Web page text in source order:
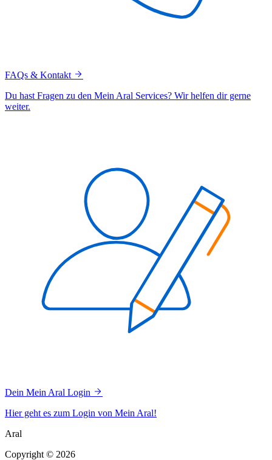
FAQs & Kontakt
Du hast Fragen zu den Mein Aral Services? Wir helfen dir gerne
weiter.
Dein Mein Aral Login
Hier geht es zum Login von Mein Aral!
Aral
Copyright © 2026